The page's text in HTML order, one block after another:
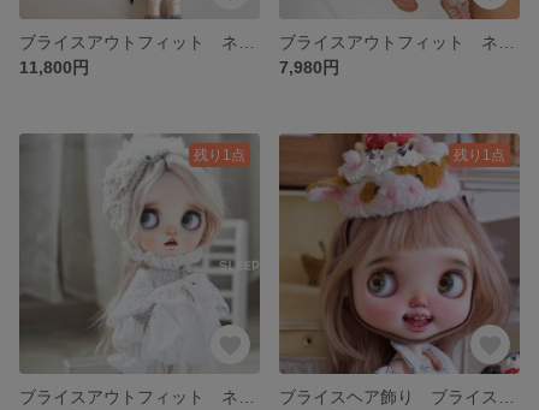
11,800円
7,980円
残り1点 残り1点